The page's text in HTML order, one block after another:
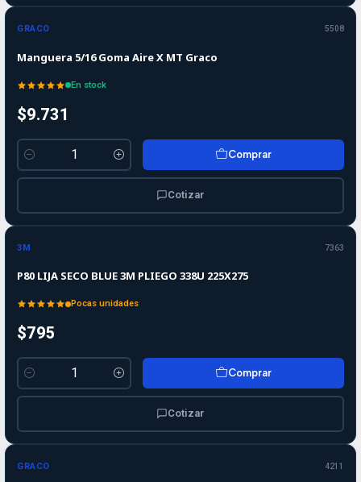
GRACO 5508
Manguera 5/16 Goma Aire X MT Graco
En stock
$9.731
Cantidad
Comprar
Cotizar
3M 7363
P80 LIJA SECO BLUE 3M PLIEGO 338U 225X275
Pocas unidades
$795
Cantidad
Comprar
Cotizar
GRACO 4211